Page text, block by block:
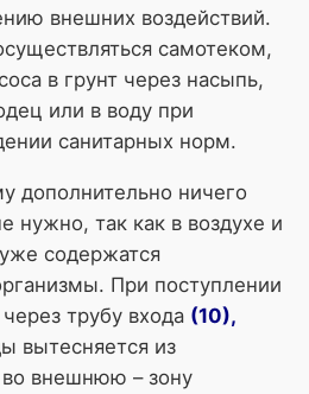
внешних воздействий.
самотеком,
в грунт через насыпь,
или в воду при
санитарных норм.
дополнительно ничего
нужно, так как в воздухе и
содержатся
При поступлении
трубу входа (10),
вытесняется из
внешнюю – зону